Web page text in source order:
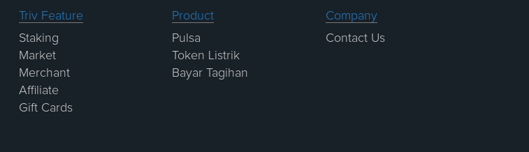
Triv Feature
Staking
Market
Merchant
Affiliate
Gift Cards
Product
Pulsa
Token Listrik
Bayar Tagihan
Company
Contact Us